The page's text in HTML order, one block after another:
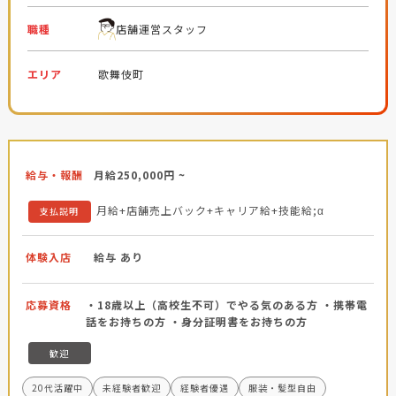
職種 店舗運営スタッフ
エリア 歌舞伎町
給与・報酬 月給250,000円 ~
支払説明 月給+店舗売上バック+キャリア給+技能給;α
体験入店 給与 あり
応募資格
・18歳以上（高校生不可）でやる気のある方 ・携帯電
話をお持ちの方 ・身分証明書をお持ちの方
歓迎
20代活躍中 未経験者歓迎 経験者優遇 服装・髪型自由